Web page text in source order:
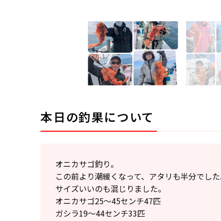
本日の釣果について
オニカサゴ釣り。
この前より潮緩くなって、アタリも半分でし
サイズいいのも混じりました。
オニカサゴ25〜45センチ47匹
ガシラ19〜44センチ33匹